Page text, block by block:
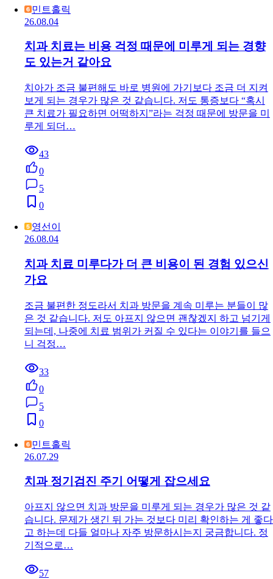
민트홀릭
26.08.04
치과 치료는 비용 걱정 때문에 미루게 되는 경향
도 있는거 같아요
치아가 조금 불편해도 바로 병원에 가기보다 조금 더 지켜
보게 되는 경우가 많은 것 같습니다. 저도 통증보다 “혹시
큰 치료가 필요하면 어떡하지”라는 걱정 때문에 방문을 미
루게 되더…
43
0
5
0
영선이
26.08.04
치과 치료 미루다가 더 큰 비용이 된 경험 있으신
가요
조금 불편한 정도라서 치과 방문을 계속 미루는 분들이 많
은 것 같습니다. 저도 아프지 않으면 괜찮겠지 하고 넘기게
되는데, 나중에 치료 범위가 커질 수 있다는 이야기를 들으
니 걱정…
33
0
5
0
민트홀릭
26.07.29
치과 정기검진 주기 어떻게 잡으세요
아프지 않으면 치과 방문을 미루게 되는 경우가 많은 것 같
습니다. 문제가 생긴 뒤 가는 것보다 미리 확인하는 게 좋다
고 하는데 다들 얼마나 자주 방문하시는지 궁금합니다. 정
기적으로…
57